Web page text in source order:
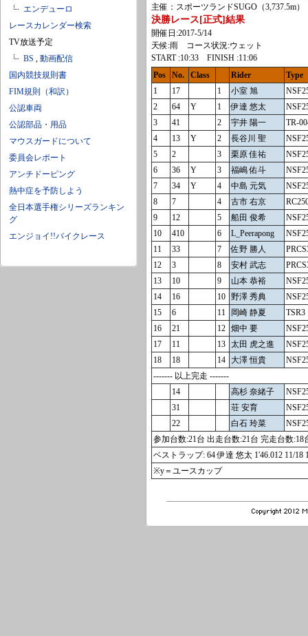
エンデューロ
レースカレンダー検索
TV放送予定
BS , 動画配信
国内競技規則書
FIM規則（和訳）
公認車両
公認部品・用品
マウスガードについて
委員会レポート
アンチドーピング
熱中症を予防しよう
全日本選手権シリーズランキン
グ
エンジョイ!!バイクレース
主催：スポーツランドSUGO（3,737.5m）
決勝レース[正式]結果
開催日:2017-5/14
天候:雨 コース状況:ウェット
START :10:33 FINISH :11:06
Pos
No. Class Rider
Type
1
17 1 小室 旭
2
64 Y 1 伊達 悠太
3
41 2 宇井 陽一
TR-
4
13 Y 2 長谷川 聖
5
2 3 栗原 佳祐
6
36 Y 3 福嶋 佑斗
7
34 Y 4 中島 元気
8
7 4 古市 右京
9
12 5 船田 俊希
10
410 6 L_Peerapong
11
33 7 佐野 勝人
12
3 8 安村 武志
13
10 9 山本 恭裕
14
16 10 野澤 秀典
15
6 11 岡崎 静夏
TSR3
16
21 12 畑中 要
17
11 13 太田 虎之進
18
18 14 大澤 恒貴
------- 以上完走 -------
14
高杉 奈緒子
31
荘 安育
22
白石 玲菜
参加台数:21台 出走台数:21台 完走台数:18
ベストラップ: 64 伊達 悠太 1'46.012 11/18
※y＝ユースカップ